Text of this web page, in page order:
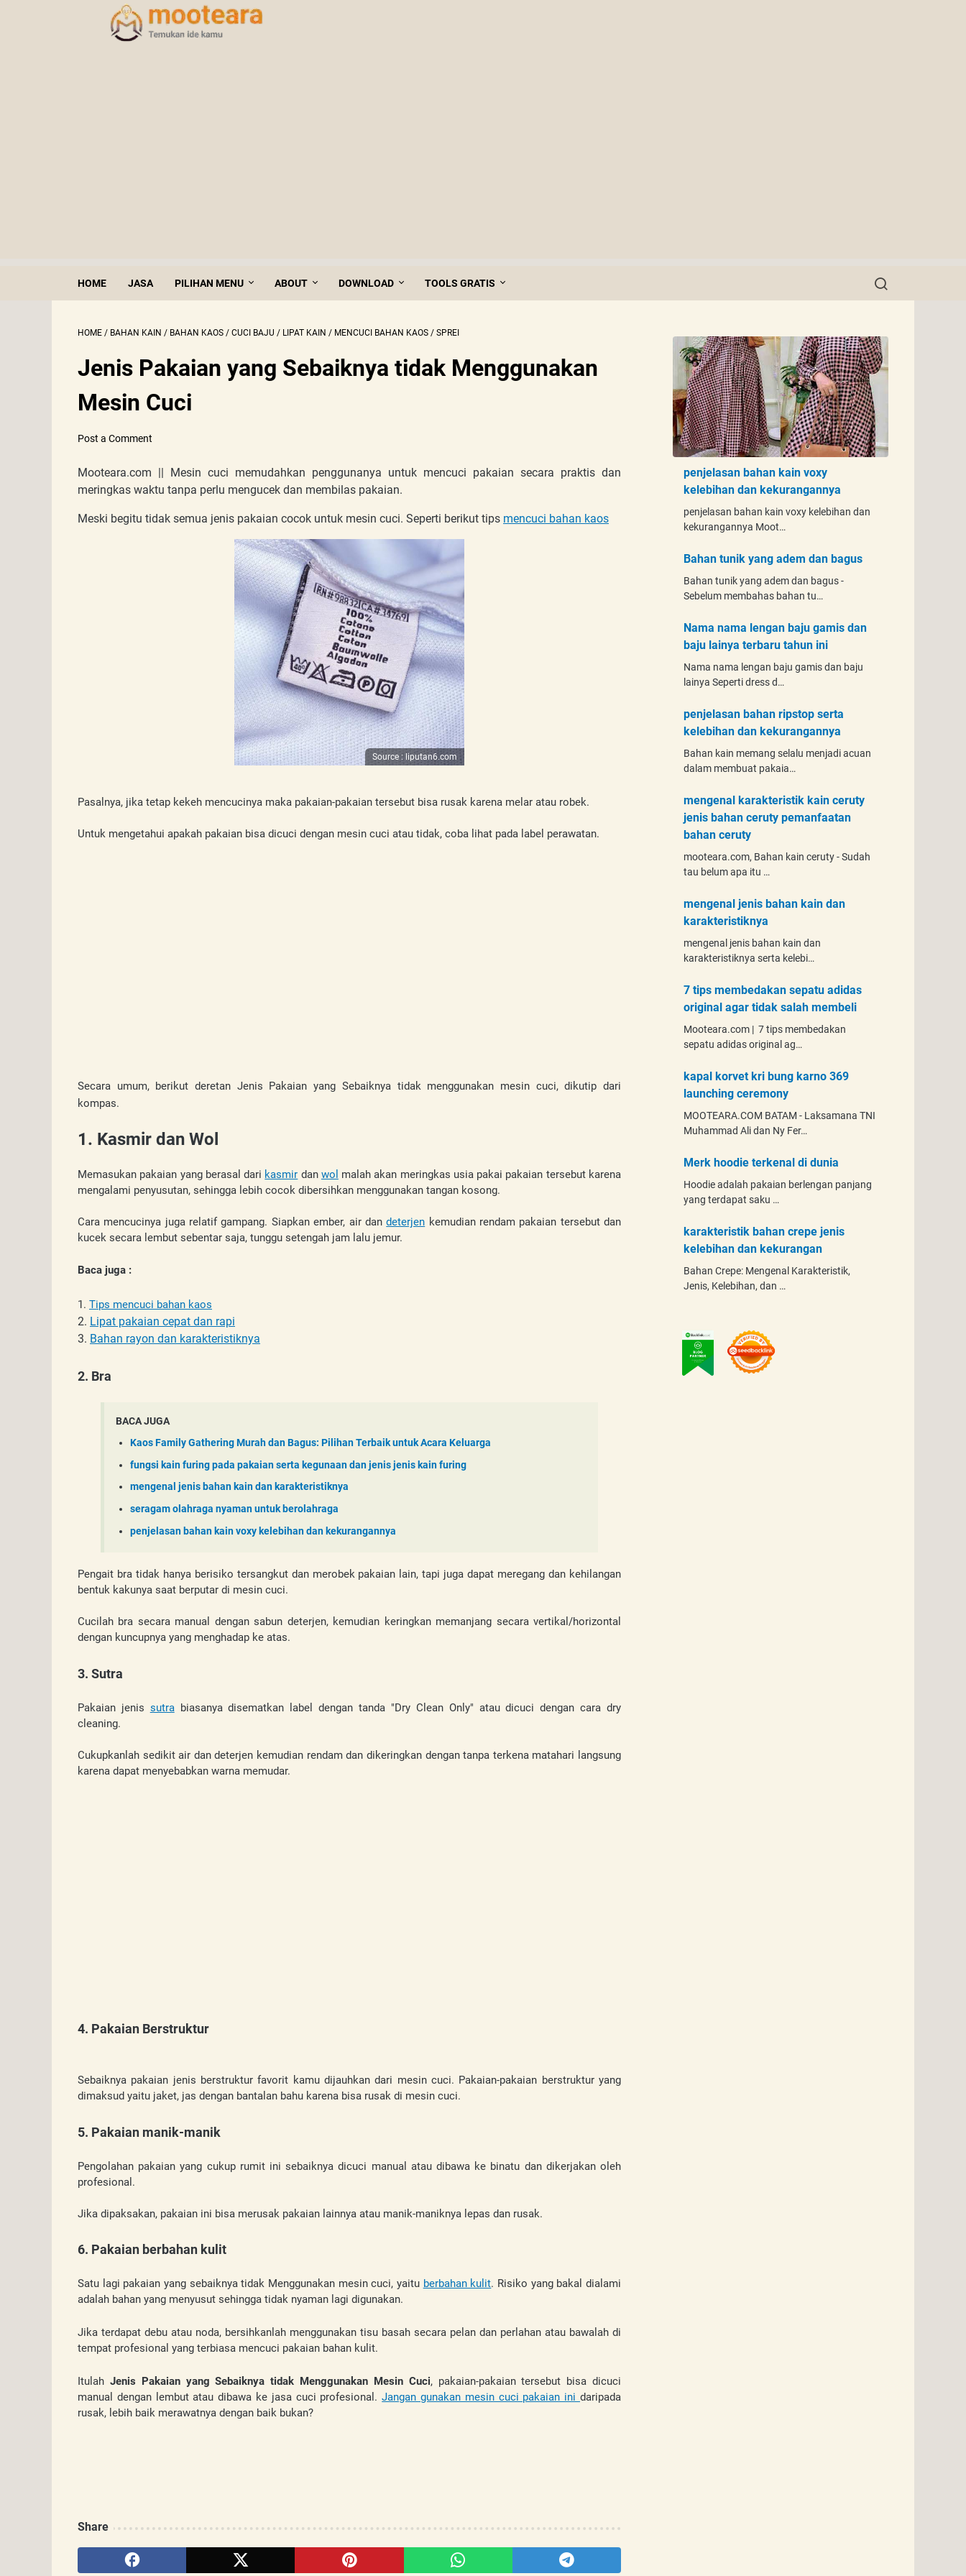
HOME JASA PILIHAN MENU ABOUT DOWNLOAD TOOLS GRATIS
HOME / BAHAN KAIN / BAHAN KAOS / CUCI BAJU / LIPAT KAIN / MENCUCI BAHAN KAOS / SPREI
Jenis Pakaian yang Sebaiknya tidak Menggunakan
Mesin Cuci
Post a Comment
Mooteara.com || Mesin cuci memudahkan penggunanya untuk mencuci pakaian secara praktis dan
meringkas waktu tanpa perlu mengucek dan membilas pakaian.
Meski begitu tidak semua jenis pakaian cocok untuk mesin cuci. Seperti berikut tips mencuci bahan kaos
Source : liputan6.com
Pasalnya, jika tetap kekeh mencucinya maka pakaian-pakaian tersebut bisa rusak karena melar atau robek.
Untuk mengetahui apakah pakaian bisa dicuci dengan mesin cuci atau tidak, coba lihat pada label perawatan.
Secara umum, berikut deretan Jenis Pakaian yang Sebaiknya tidak menggunakan mesin cuci, dikutip dari
kompas.
1. Kasmir dan Wol
Memasukan pakaian yang berasal dari kasmir dan wol malah akan meringkas usia pakai pakaian tersebut karena
mengalami penyusutan, sehingga lebih cocok dibersihkan menggunakan tangan kosong.
Cara mencucinya juga relatif gampang. Siapkan ember, air dan deterjen kemudian rendam pakaian tersebut dan
kucek secara lembut sebentar saja, tunggu setengah jam lalu jemur.
Baca juga :
1. Tips mencuci bahan kaos
2. Lipat pakaian cepat dan rapi
3. Bahan rayon dan karakteristiknya
2. Bra
BACA JUGA
Kaos Family Gathering Murah dan Bagus: Pilihan Terbaik untuk Acara Keluarga
fungsi kain furing pada pakaian serta kegunaan dan jenis jenis kain furing
mengenal jenis bahan kain dan karakteristiknya
seragam olahraga nyaman untuk berolahraga
penjelasan bahan kain voxy kelebihan dan kekurangannya
Pengait bra tidak hanya berisiko tersangkut dan merobek pakaian lain, tapi juga dapat meregang dan kehilangan
bentuk kakunya saat berputar di mesin cuci.
Cucilah bra secara manual dengan sabun deterjen, kemudian keringkan memanjang secara vertikal/horizontal
dengan kuncupnya yang menghadap ke atas.
3. Sutra
Pakaian jenis sutra biasanya disematkan label dengan tanda "Dry Clean Only" atau dicuci dengan cara dry
cleaning.
Cukupkanlah sedikit air dan deterjen kemudian rendam dan dikeringkan dengan tanpa terkena matahari langsung
karena dapat menyebabkan warna memudar.
4. Pakaian Berstruktur
Sebaiknya pakaian jenis berstruktur favorit kamu dijauhkan dari mesin cuci. Pakaian-pakaian berstruktur yang
dimaksud yaitu jaket, jas dengan bantalan bahu karena bisa rusak di mesin cuci.
5. Pakaian manik-manik
Pengolahan pakaian yang cukup rumit ini sebaiknya dicuci manual atau dibawa ke binatu dan dikerjakan oleh
profesional.
Jika dipaksakan, pakaian ini bisa merusak pakaian lainnya atau manik-maniknya lepas dan rusak.
6. Pakaian berbahan kulit
Satu lagi pakaian yang sebaiknya tidak Menggunakan mesin cuci, yaitu berbahan kulit. Risiko yang bakal dialami
adalah bahan yang menyusut sehingga tidak nyaman lagi digunakan.
Jika terdapat debu atau noda, bersihkanlah menggunakan tisu basah secara pelan dan perlahan atau bawalah di
tempat profesional yang terbiasa mencuci pakaian bahan kulit.
Itulah Jenis Pakaian yang Sebaiknya tidak Menggunakan Mesin Cuci, pakaian-pakaian tersebut bisa dicuci
manual dengan lembut atau dibawa ke jasa cuci profesional. Jangan gunakan mesin cuci pakaian ini daripada
rusak, lebih baik merawatnya dengan baik bukan?
Share
penjelasan bahan kain voxy
kelebihan dan kekurangannya
penjelasan bahan kain voxy kelebihan dan
kekurangannya Moot…
Bahan tunik yang adem dan bagus
Bahan tunik yang adem dan bagus -
Sebelum membahas bahan tu…
Nama nama lengan baju gamis dan
baju lainya terbaru tahun ini
Nama nama lengan baju gamis dan baju
lainya Seperti dress d…
penjelasan bahan ripstop serta
kelebihan dan kekurangannya
Bahan kain memang selalu menjadi acuan
dalam membuat pakaia…
mengenal karakteristik kain ceruty
jenis bahan ceruty pemanfaatan
bahan ceruty
mooteara.com, Bahan kain ceruty - Sudah
tau belum apa itu …
mengenal jenis bahan kain dan
karakteristiknya
mengenal jenis bahan kain dan
karakteristiknya serta kelebi…
7 tips membedakan sepatu adidas
original agar tidak salah membeli
Mooteara.com | 7 tips membedakan
sepatu adidas original ag…
kapal korvet kri bung karno 369
launching ceremony
MOOTEARA.COM BATAM - Laksamana TNI
Muhammad Ali dan Ny Fer…
Merk hoodie terkenal di dunia
Hoodie adalah pakaian berlengan panjang
yang terdapat saku …
karakteristik bahan crepe jenis
kelebihan dan kekurangan
Bahan Crepe: Mengenal Karakteristik,
Jenis, Kelebihan, dan …